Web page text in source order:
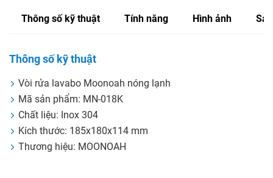
Thông số kỹ thuật Tính năng Hình ảnh
Thông số kỹ thuật
Vòi rửa lavabo Moonoah nóng lạnh
Mã sản phẩm: MN-018K
Chất liệu: Inox 304
Kích thước: 185x180x114 mm
Thương hiệu: MOONOAH